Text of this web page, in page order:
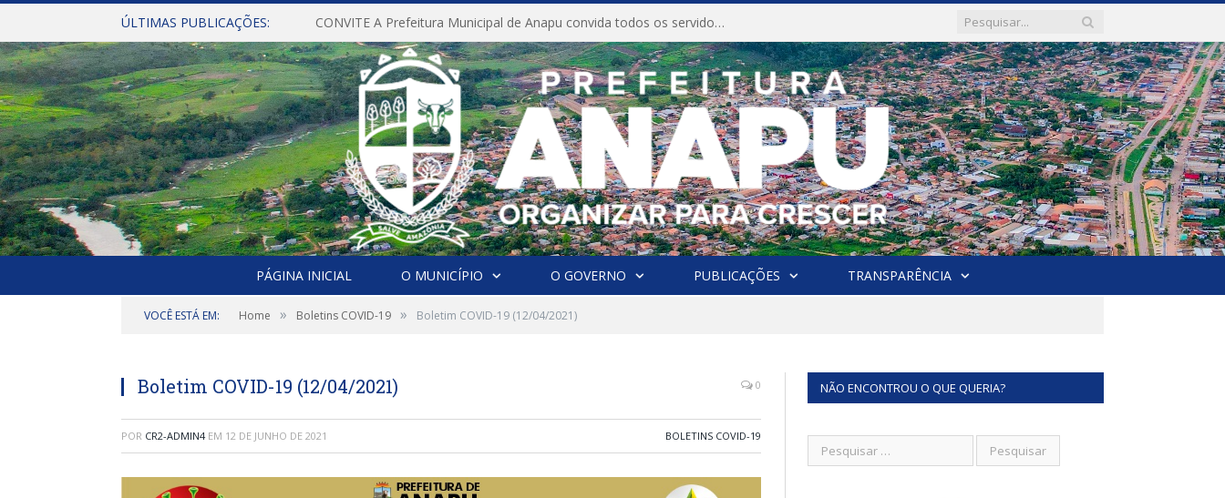
ÚLTIMAS PUBLICAÇÕES: CONVITE A Prefeitura Municipal de Anapu convida todos os servidores públicos municipais para participarem da Audiência Pública de discussão da Lei de Diretrizes Orçamentárias (LDO), importante instrumento de planejamento das ações e investimentos da Administração Pública para o próximo exercício financeiro.
PÁGINA INICIAL O MUNICÍPIO O GOVERNO PUBLICAÇÕES TRANSPARÊNCIA
VOCÊ ESTÁ EM: Home » Boletins COVID-19 » Boletim COVID-19 (12/04/2021)
Boletim COVID-19 (12/04/2021) 0
POR CR2-ADMIN4 EM 12 DE JUNHO DE 2021 BOLETINS COVID-19
NÃO ENCONTROU O QUE QUERIA?